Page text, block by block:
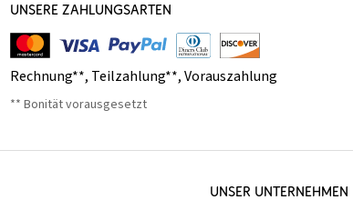
UNSERE ZAHLUNGSARTEN
Rechnung**, Teilzahlung**,Vorauszahlung
** Bonität vorausgesetzt
UNSER UNTERNEHMEN